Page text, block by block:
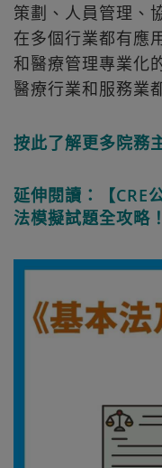
策劃、人員管理、
在多個行業都有應
和醫療管理專業化
醫療行業和服務業
按此了解更多院務
延伸閱讀：【CRE
法模擬試題全攻略